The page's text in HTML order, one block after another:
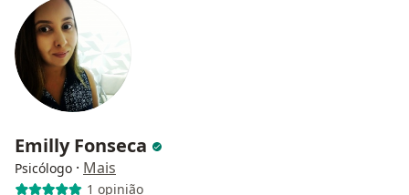
Emilly Fonseca
Psicólogo · Mais
1 opinião